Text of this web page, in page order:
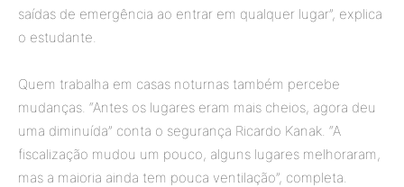
saídas de emergência ao entrar em qualquer lugar”, explica
o estudante.
Quem trabalha em casas noturnas também percebe
mudanças. “Antes os lugares eram mais cheios, agora deu
uma diminuída” conta o segurança Ricardo Kanak. “A
fiscalização mudou um pouco, alguns lugares melhoraram,
mas a maioria ainda tem pouca ventilação”, completa.